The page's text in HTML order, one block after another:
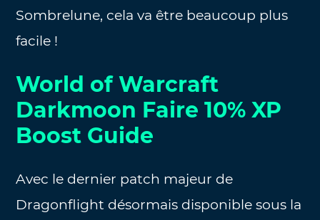
Sombrelune, cela va être beaucoup plus
facile !
World of Warcraft
Darkmoon Faire 10% XP
Boost Guide
Avec le dernier patch majeur de
Dragonflight désormais disponible sous la